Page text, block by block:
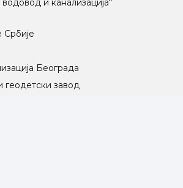
и канализација“
Београда
геодетски завод